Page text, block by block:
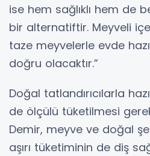
ise hem sağlıklı hem de
bir alternatiftir. Meyveli
taze meyvelerle evde
doğru olacaktır.”
Doğal tatlandırıcılarla
de ölçülü tüketilmesi
Demir, meyve ve doğal
aşırı tüketiminin de diş